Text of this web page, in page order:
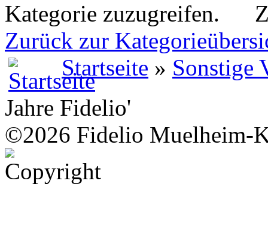
Zurück zur
Startseite » Sonstige
Jahre Fidelio'
©2026 Fidelio Muelheim-